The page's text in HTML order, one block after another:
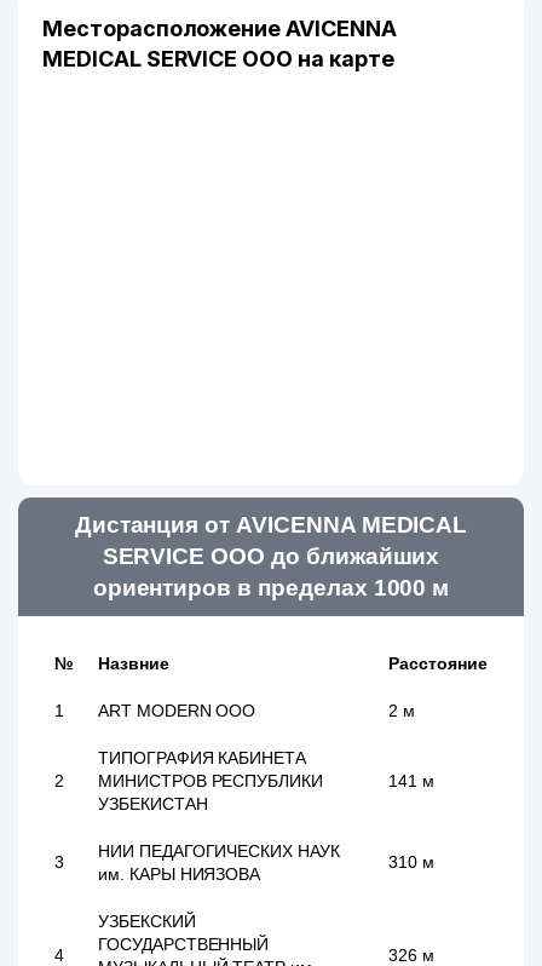
Месторасположение AVICENNA
MEDICAL SERVICE ООО на карте
Дистанция от AVICENNA MEDICAL
SERVICE ООО до ближайших
ориентиров в пределах 1000 м
№ Назвние Расстояние
1 ART MODERN ООО 2 м
2
ТИПОГРАФИЯ КАБИНЕТА
МИНИСТРОВ РЕСПУБЛИКИ
УЗБЕКИСТАН
141 м
3
НИИ ПЕДАГОГИЧЕСКИХ НАУК
им. КАРЫ НИЯЗОВА
310 м
4
УЗБЕКСКИЙ
ГОСУДАРСТВЕННЫЙ
326 м